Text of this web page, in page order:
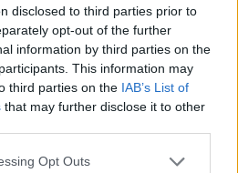
disclosed to third parties prior to
opt-out of the further
information by third parties on the
This information may
third parties on the IAB’s List of
that may further disclose it to other
Opt Outs
na Příbramsku nabízí
Horší voda je jen na